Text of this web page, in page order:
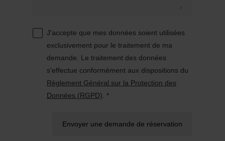
J'accepte que mes données soient utilisées
exclusivement pour le traitement de ma
demande. Le traitement des données
s'effectue conformément aux dispositions du
Règlement Général sur la Protection des
Données (RGPD) . *
Envoyer une demande de réservation